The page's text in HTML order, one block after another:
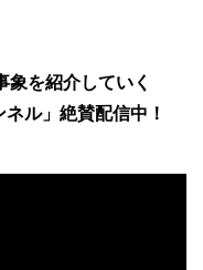
象を紹介していく
ル」絶賛配信中！